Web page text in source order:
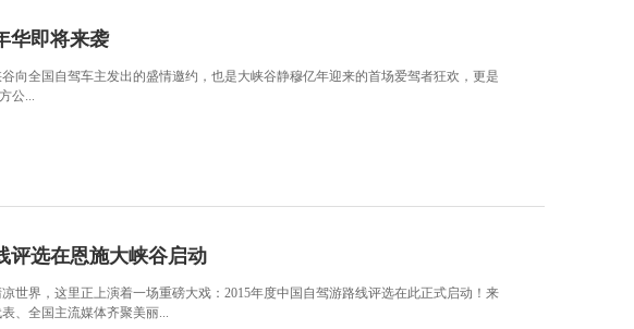
华即将来袭
向全国自驾车主发出的盛情邀约，也是大峡谷静穆亿年迎来的首场爱驾者狂欢，更是
公...
评选在恩施大峡谷启动
世界，这里正上演着一场重磅大戏：2015年度中国自驾游路线评选在此正式启动！来
、全国主流媒体齐聚美丽...